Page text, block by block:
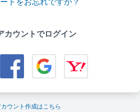
ドをお忘れですか？
カウントでログイン
カウント作成はこちら